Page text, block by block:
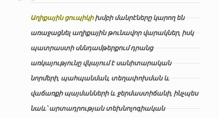
Աղիքային ցուպիկիխմբի մանրէները կարող են
առաջացնել աղիքային թունավոր վարակներ, իսկ
պատրաստի սննդամթերքում դրանց
առկայությունը վկայում է սանիտարական
նորմերի, պահպանման, տեղափոխման և
վաճառքի պայմանների և ջերմաստիճանի, ինչպես
նաև՝ արտադրության տեխնոլոգիական